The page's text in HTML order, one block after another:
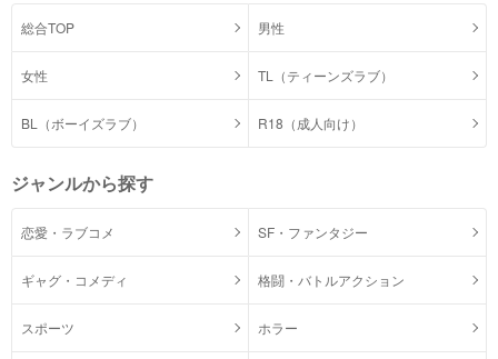
総合TOP 男性
女性 TL（ティーンズラブ）
BL（ボーイズラブ） R18（成人向け）
ジャンルから探す
恋愛・ラブコメ SF・ファンタジー
ギャグ・コメディ 格闘・バトルアクション
スポーツ ホラー